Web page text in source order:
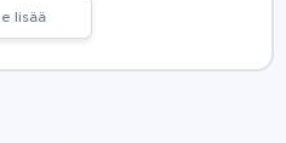
lisää